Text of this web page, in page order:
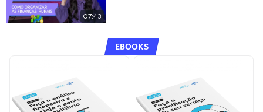
07:43
EBOOKS